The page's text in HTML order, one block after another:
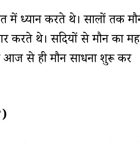
में ध्यान करते थे। सालों तक
करते थे। सदियों से मौन का
से ही मौन साधना शुरू कर